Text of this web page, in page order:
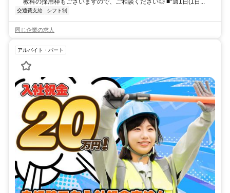
教科の採用枠もございますので、ご相談ください◎ ■*週1日(1日...
交通費支給 シフト制
同じ企業の求人
アルバイト・パート